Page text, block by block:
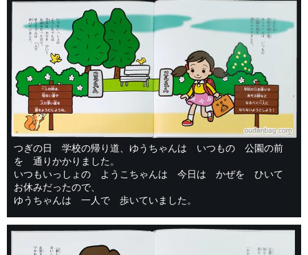
つぎの日 学校の帰り道、ゆうちゃんは いつもの 公園の前
を 通りかかりました。
いつもいっしょの ようこちゃんは 今日は かぜを ひいて
お休みだったので、
ゆうちゃんは 一人で 歩いていました。